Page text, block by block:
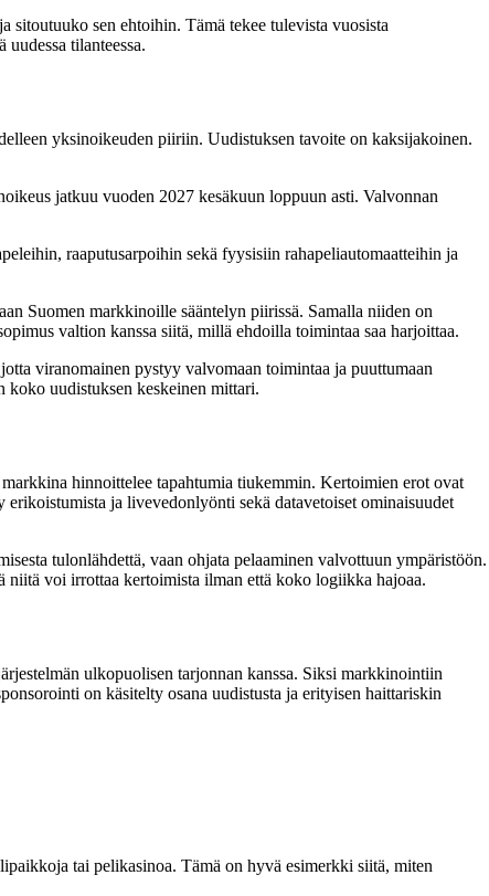
sitoutuuko sen ehtoihin. Tämä tekee tulevista vuosista
tilanteessa.
yksinoikeuden piiriin. Uudistuksen tavoite on kaksijakoinen.
jatkuu vuoden 2027 kesäkuun loppuun asti. Valvonnan
raaputusarpoihin sekä fyysisiin rahapeliautomaatteihin ja
Suomen markkinoille sääntelyn piirissä. Samalla niiden on
valtion kanssa siitä, millä ehdoilla toimintaa saa harjoittaa.
viranomainen pystyy valvomaan toimintaa ja puuttumaan
koko uudistuksen keskeinen mittari.
hinnoittelee tapahtumia tiukemmin. Kertoimien erot ovat
ja livevedonlyönti sekä datavetoiset ominaisuudet
tulonlähdettä, vaan ohjata pelaaminen valvottuun ympäristöön.
niitä voi irrottaa kertoimista ilman että koko logiikka hajoaa.
ulkopuolisen tarjonnan kanssa. Siksi markkinointiin
on käsitelty osana uudistusta ja erityisen haittariskin
tai pelikasinoa. Tämä on hyvä esimerkki siitä, miten